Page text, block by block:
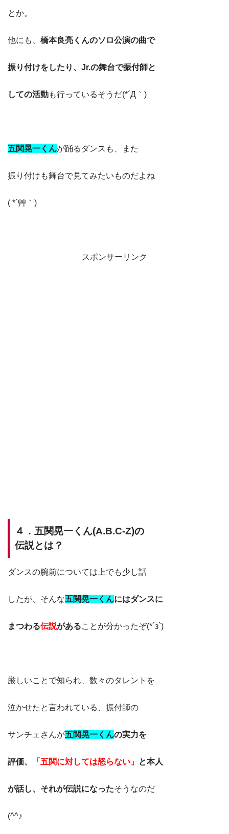
とか。
他にも、 橋本良亮くんのソロ公演の曲で
振り付けをしたり、Jr.の舞台で振付師と
しての活動も行っているそうだ(*´Д｀)
五関晃一く んが踊るダンスも、また
振り付けも舞台で見てみたいものだよね
( *´艸｀)
スポンサーリンク
４．五関晃一くん(A.B.C-Z)の
伝説とは？
ダンスの腕前については上でも少し話
したが、そんな五関晃一くんにはダンスに
まつわる伝説があることが分かったぞ(*´з`)
厳しいことで知られ、数々のタレントを
泣かせたと言われている、振付師の
サンチェさんが五関晃一くんの実力を
評価、 「五関に対しては怒らない」 と本人
が話し、それが伝説になったそうなのだ
(^^♪